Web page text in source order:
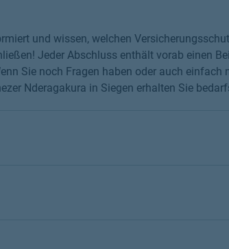
und wissen, welchen
Jeder Abschluss enthält vorab einen
Sie noch Fragen haben oder auch
Nderagakura in Siegen erhalten Sie